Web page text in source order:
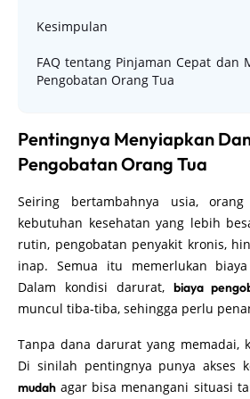
Kesimpulan
FAQ tentang Pinjaman Cepat dan
Pengobatan Orang Tua
Pentingnya Menyiapkan
Pengobatan Orang Tua
Seiring bertambahnya usia,
kebutuhan kesehatan yang lebih
rutin, pengobatan penyakit kronis,
inap. Semua itu memerlukan
Dalam kondisi darurat, biaya
muncul tiba-tiba, sehingga perlu
Tanpa dana darurat yang memadai,
Di sinilah pentingnya punya akses
mudah agar bisa menangani situasi